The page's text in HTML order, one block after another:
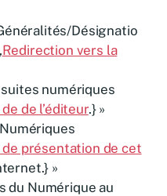
Désignatio
Redirection vers la
numériques
de l’éditeur.} »
présentation de cet
»
du Numérique au